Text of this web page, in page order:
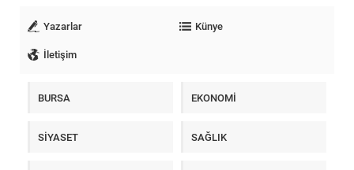
Yazarlar
Künye
İletişim
BURSA EKONOMİ
SİYASET SAĞLIK